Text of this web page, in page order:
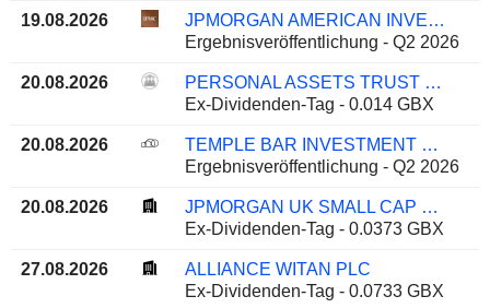
19.08.2026
JPMORGAN AMERICAN INVESTMENT TRUST PLC
Ergebnisveröffentlichung - Q2 2026
20.08.2026
PERSONAL ASSETS TRUST PLC
Ex-Dividenden-Tag - 0.014 GBX
20.08.2026
TEMPLE BAR INVESTMENT TRUST PLC
Ergebnisveröffentlichung - Q2 2026
20.08.2026
JPMORGAN UK SMALL CAP GROWTH & INCOME PLC
Ex-Dividenden-Tag - 0.0373 GBX
27.08.2026
ALLIANCE WITAN PLC
Ex-Dividenden-Tag - 0.0733 GBX